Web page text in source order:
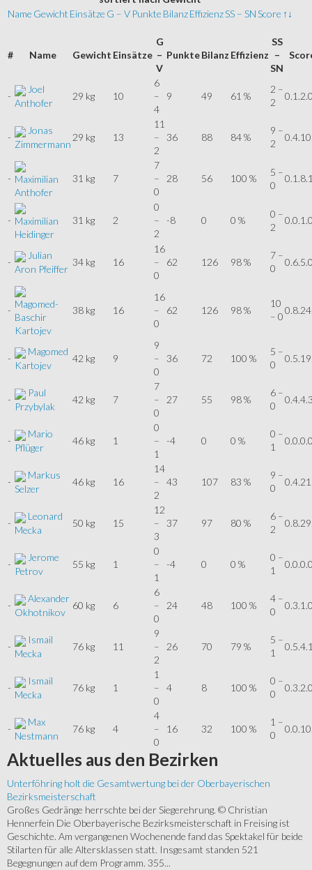
Name Gewicht Einsätze G – V Punkte BilanzEffizienzSS – SNScore ↑↓
# Name Gewicht Einsätze
G
–
V
PunkteBilanz Effizienz
SS
–
SN
-
Joel
Anthofer
29 kg 10
6
–
4
9 49 61 %
2 –
2
-
Jonas
Zimmermann
29 kg 13
11
–
2
36 88 84 %
9 –
2
- Maximilian
Anthofer
31 kg 7
7
–
0
28 56 100 %
5 –
0
- Maximilian
Heidinger
31 kg 2
0
–
2
-8 0 0 %
0 –
2
-
Julian
Aron Pfeiffer
34 kg 16
16
–
0
62 126 98 %
7 –
0
-
Magomed-
Baschir
Kartojev
38 kg 16
16
–
0
62 126 98 %
10
– 0
-
Magomed
Kartojev
42 kg 9
9
–
0
36 72 100 %
5 –
0
-
Paul
Przybylak
42 kg 7
7
–
0
27 55 98 %
6 –
0
-
Mario
Pflüger
46 kg 1
0
–
1
-4 0 0 %
0 –
1
-
Markus
Selzer
46 kg 16
14
–
2
43 107 83 %
9 –
0
-
Leonard
Mecka
50 kg 15
12
–
3
37 97 80 %
6 –
2
-
Jerome
Petrov
55 kg 1
0
–
1
-4 0 0 %
0 –
1
-
Alexander
Okhotnikov
60 kg 6
6
–
0
24 48 100 %
4 –
0
-
Ismail
Mecka
76 kg 11
9
–
2
26 70 79 %
5 –
1
-
Ismail
Mecka
76 kg 1
1
–
0
4 8 100 %
0 –
0
-
Max
Nestmann
76 kg 4
4
–
0
16 32 100 %
1 –
0
Aktuelles aus den Bezirken
Unterföhring holt die Gesamtwertung bei der Oberbayerischen
Bezirksmeisterschaft
Großes Gedränge herrschte bei der Siegerehrung. © Christian
Hennerfein Die Oberbayerische Bezirksmeisterschaft in Freising ist
Geschichte. Am vergangenen Wochenende fand das Spektakel für beide
Stilarten für alle Altersklassen statt. Insgesamt standen 521
Begegnungen auf dem Programm. 355...